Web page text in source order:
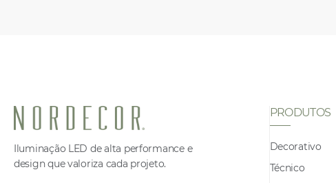
Iluminação LED de alta performance e
design que valoriza cada projeto.
PRODUTOS
Decorativo
Técnico